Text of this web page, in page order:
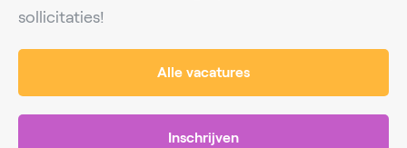
sollicitaties!
Alle vacatures
Inschrijven